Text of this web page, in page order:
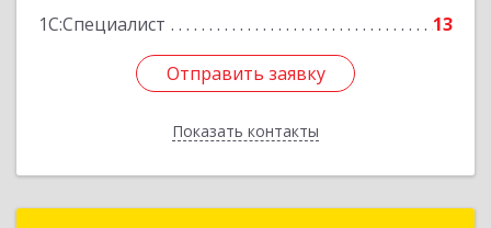
1С:Специалист
13
Отправить заявку
Показать контакты
Отправить заявку
Назад